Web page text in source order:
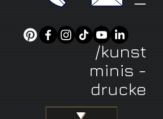
/kunst
minis -
drucke